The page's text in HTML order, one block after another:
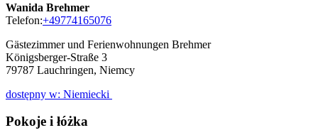
Wanida Brehmer
Telefon:+49774165076
Gästezimmer und Ferienwohnungen Brehmer
Königsberger-Straße 3
79787 Lauchringen, Niemcy
dostępny w: Niemiecki
Pokoje i łóżka